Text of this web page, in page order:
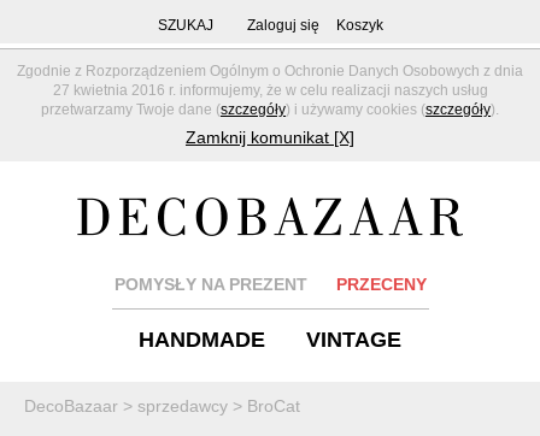
Zgodnie z Rozporządzeniem Ogólnym o Ochronie Danych Osobowych z dnia
27 kwietnia 2016 r. informujemy, że w celu realizacji naszych usług
przetwarzamy Twoje dane (szczegóły) i używamy cookies (szczegóły).
Zamknij komunikat [X]
SZUKAJ Zaloguj się Koszyk
POMYSŁY NA PREZENT PRZECENY
HANDMADE VINTAGE
DecoBazaar > sprzedawcy > BroCat